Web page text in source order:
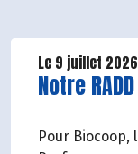
Le 9 juillet 2026
Lire la
Notre
Pour Biocoop,